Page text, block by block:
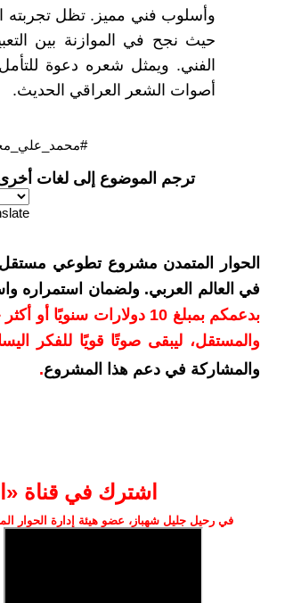
وأسلوب فني مميز. تظل تجربته
حيث نجح في الموازنة بين
الفني. ويمثل شعره دعوة
أصوات الشعر العراقي الحديث.
ترجم الموضوع إلى لغات
الحوار المتمدن مشروع تطوعي مستقل
في العالم العربي. ولضمان استمراره
بدعمكم بمبلغ 10 دولارات
والمستقل، ليبقى صوتًا قويًا للفكر
والمشاركة في دعم هذا المشروع.
اشترك في قناة
في رحيل جليل شهباز، عضو هيئة إدارة الحوار